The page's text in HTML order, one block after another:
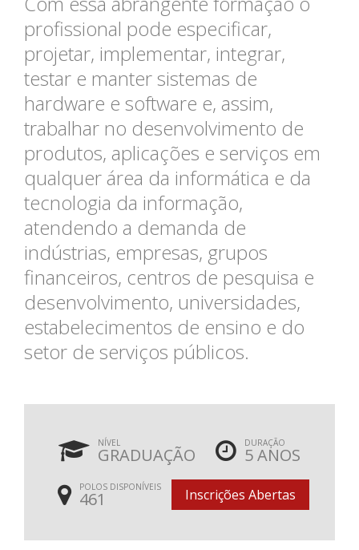
profissional pode especificar,
projetar, implementar, integrar,
testar e manter sistemas de
hardware e software e, assim,
trabalhar no desenvolvimento de
produtos, aplicações e serviços em
qualquer área da informática e da
tecnologia da informação,
atendendo a demanda de
indústrias, empresas, grupos
financeiros, centros de pesquisa e
desenvolvimento, universidades,
estabelecimentos de ensino e do
setor de serviços públicos.
NÍVEL
GRADUAÇÃO
DURAÇÃO
5 ANOS
POLOS DISPONÍVEIS
461 Inscrições Abertas